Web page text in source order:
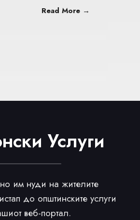
Read More →
Услуги
им нуди на жителите
до општинските услуги
веб-портал.